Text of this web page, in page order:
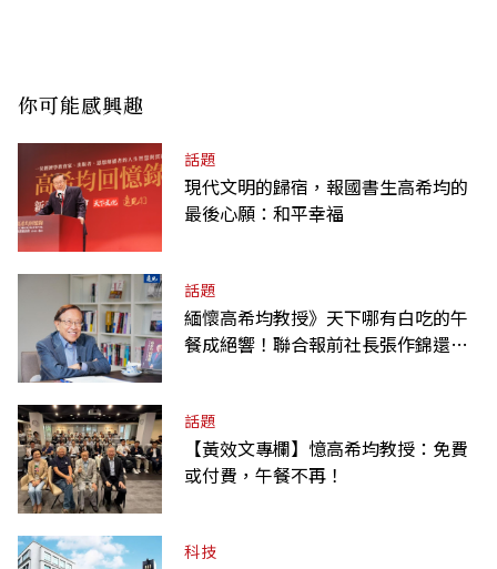
你可能感興趣
話題
現代文明的歸宿，報國書生高希均的
最後心願：和平幸福
話題
緬懷高希均教授》天下哪有白吃的午
餐成絕響！聯合報前社長張作錦還原
話題
【黃效文專欄】憶高希均教授：免費
或付費，午餐不再！
科技